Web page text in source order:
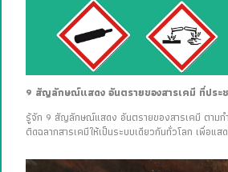
9 สัญลักษณ์แสดง อันตรายของสารเคมี ที่ประ
รู้จัก 9 สัญลักษณ์แสดง อันตรายของสารเคมี ตามก
ติดฉลากสารเคมีให้เป็นระบบเดียวกันทั่วโลก เพื่อแ